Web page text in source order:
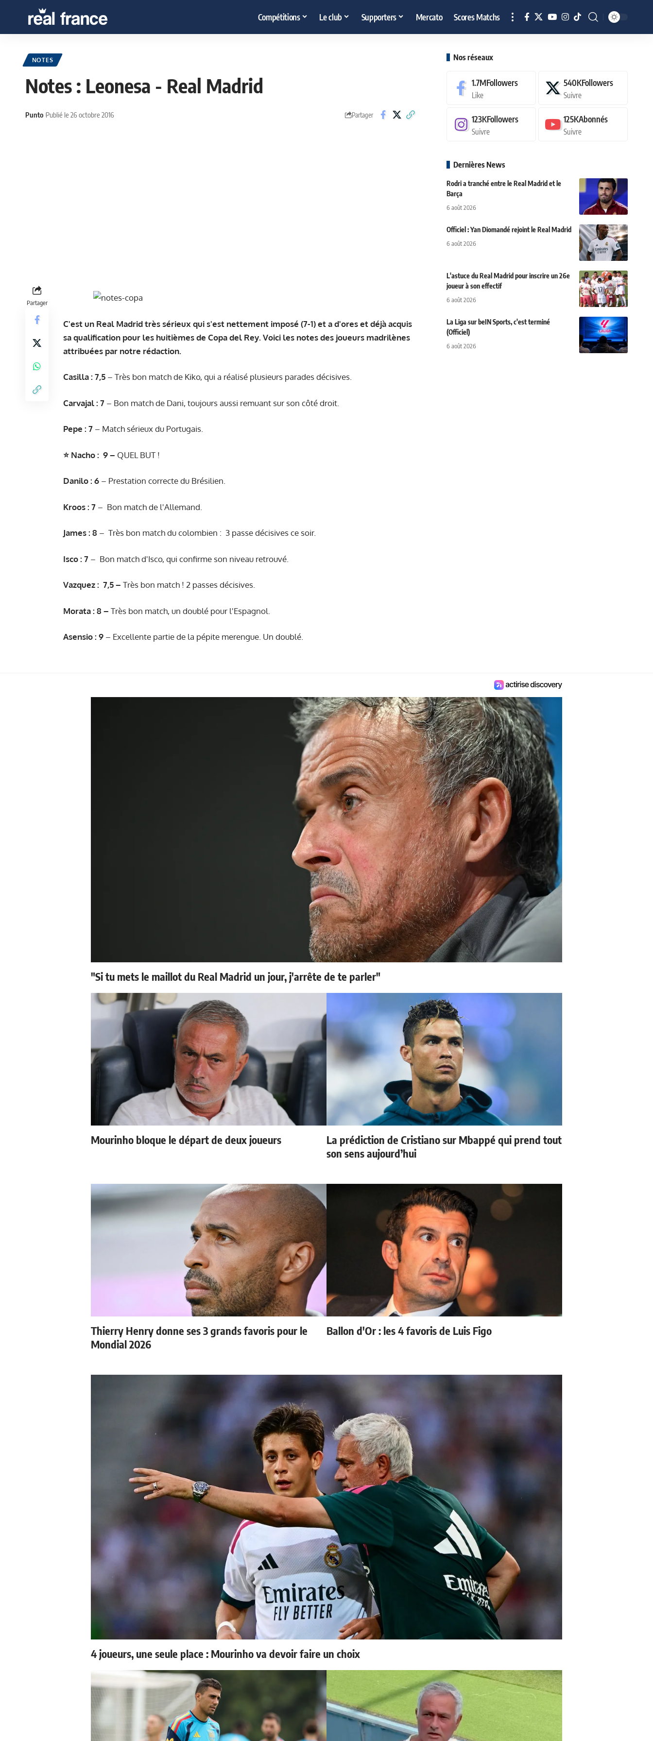
Compétitions Le club Supporters Mercato Scores Matchs
NOTES
Notes : Leonesa - Real Madrid
Punto Publié le 26 octobre 2016 Partager
Partager
C'est un Real Madrid très sérieux qui s'est nettement imposé (7-1) et a d'ores et déjà acquis
sa qualification pour les huitièmes de Copa del Rey. Voici les notes des joueurs madrilènes
attribuées par notre rédaction.
Casilla : 7,5 – Très bon match de Kiko, qui a réalisé plusieurs parades décisives.
Carvajal : 7 – Bon match de Dani, toujours aussi remuant sur son côté droit.
Pepe : 7 – Match sérieux du Portugais.
⭐️ Nacho: 9– QUEL BUT !
Danilo : 6 – Prestation correcte du Brésilien.
Kroos : 7 – Bon match de l'Allemand.
James : 8 – Très bon match du colombien : 3 passe décisives ce soir.
Isco : 7 – Bon match d'Isco, qui confirme son niveau retrouvé.
Vazquez : 7,5 – Très bon match ! 2 passes décisives.
Morata : 8 – Très bon match, un doublé pour l'Espagnol.
Asensio : 9 – Excellente partie de la pépite merengue. Un doublé.
Nos réseaux
1.7MFollowers
Like
540KFollowers
Suivre
123KFollowers
Suivre
125KAbonnés
Suivre
Dernières News
Rodri a tranché entre le Real Madrid et le
Barça
6 août 2026
Officiel : Yan Diomandé rejoint le Real Madrid
6 août 2026
L'astuce du Real Madrid pour inscrire un 26e
joueur à son effectif
6 août 2026
La Liga sur beIN Sports, c'est terminé
(Officiel)
6 août 2026
"Si tu mets le maillot du Real Madrid un jour, j'arrête de te parler"
Mourinho bloque le départ de deux joueurs
La prédiction de Cristiano sur Mbappé qui prend tout
son sens aujourd’hui
Thierry Henry donne ses 3 grands favoris pour le
Mondial 2026
Ballon d'Or : les 4 favoris de Luis Figo
4 joueurs, une seule place : Mourinho va devoir faire un choix